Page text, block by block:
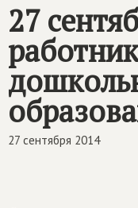
27
27 сентября 2014